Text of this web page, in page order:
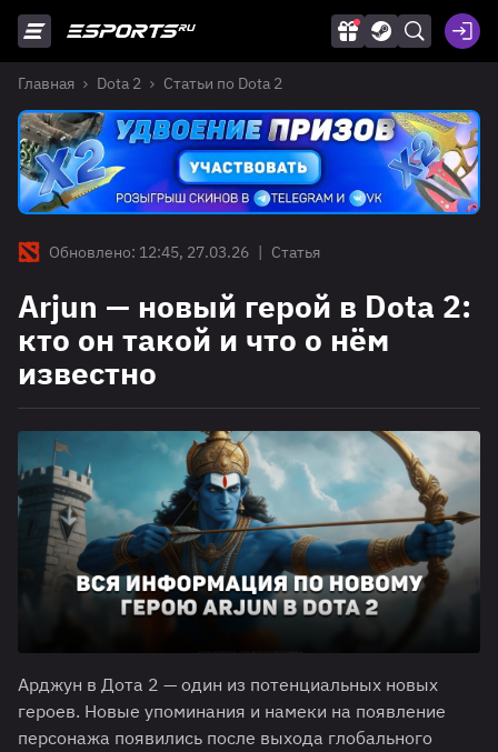
Главная Dota 2 Статьи по Dota 2
Обновлено: 12:45, 27.03.26 | Статья
Arjun — новый герой в Dota 2:
кто он такой и что о нём
известно
Арджун в Дота 2 — один из потенциальных новых
героев. Новые упоминания и намеки на появление
персонажа появились после выхода глобального